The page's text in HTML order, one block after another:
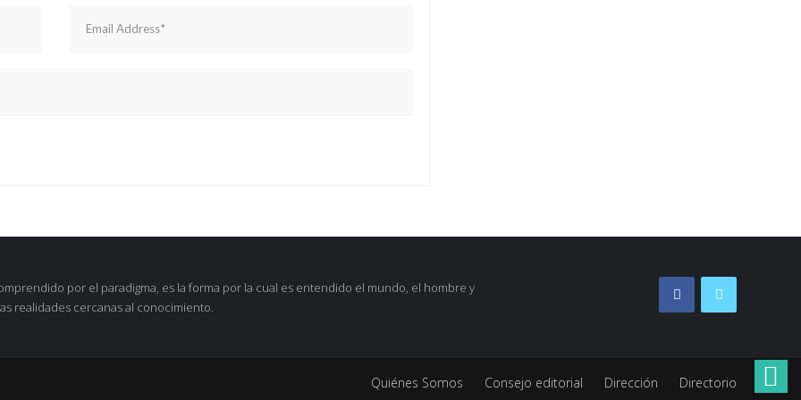
por el paradigma, es la forma por la cual es entendido el mundo, el hombre y
realidades cercanas al conocimiento.
Quiénes Somos Consejo editorial Dirección Directorio